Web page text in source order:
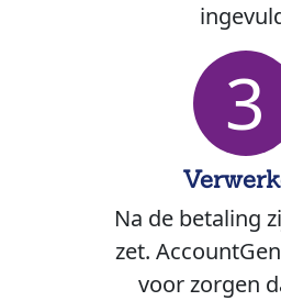
3
Na de betaling
zet.
voor zorgen